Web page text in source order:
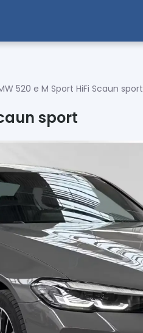
520 e M Sport HiFi Scaun sport
sport